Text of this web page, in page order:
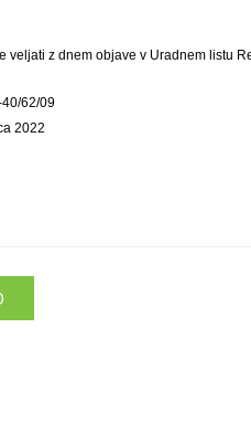
veljati z dnem objave v Uradnem listu
62/09
2022